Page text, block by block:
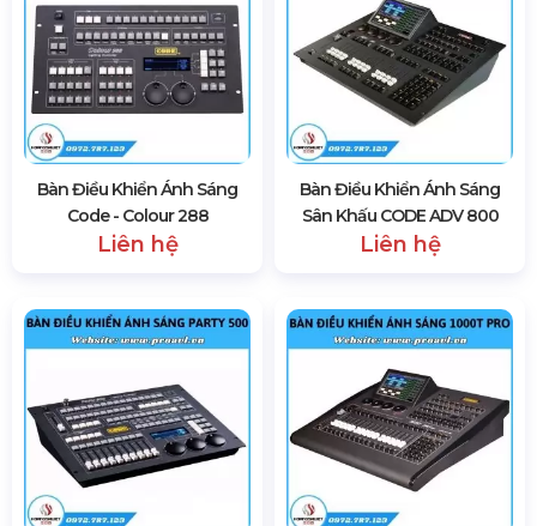
Bàn Điều Khiển Ánh Sáng
Sân Khấu A48 - Code
Liên hệ
Bàn Điều Khiển Ánh Sáng
Gobo 200 - Code
Liên hệ
Bàn Điều Khiển Ánh Sáng
Code - Colour 288
Liên hệ
Bàn Điều Khiển Ánh Sáng
Sân Khấu CODE ADV 800
Liên hệ